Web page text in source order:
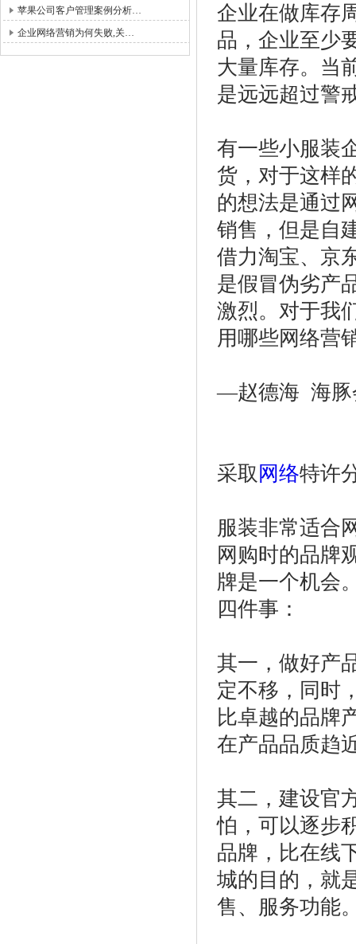
苹果公司客户管理案例分析…
企业网络营销为何失败,关…
企业在做库存
品，企业至少
大量库存。当
是远远超过警
有一些小服装
货，对于这样
的想法是通过
销售，但是自
借力淘宝、京
是假冒伪劣产
激烈。对于我
用哪些网络营
—赵德海 海豚
采取 网络特许
服装非常适合
网购时的品牌
牌是一个机会
四件事：
其一，做好产
定不移，同时
比卓越的品牌
在产品品质趋
其二，建设官
怕，可以逐步
品牌，比在线
城的目的，就
售、服务功能